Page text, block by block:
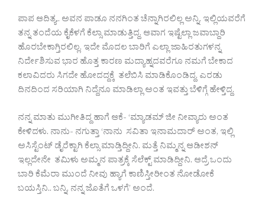
ಪಾಪ ಆದಿತ್ಯ.. ಅವನ ಪಾಡೂ ನನಗಿಂತ ಚೆನ್ನಾಗಿರಲಿಲ್ಲ ಅನ್ನಿ. ಇಲ್ಲಿಯವರೆಗೆ
ತನ್ನ ತಂದೆಯ ಕೈಕೆಳಗೆ ಕೆಲ್ಸಾ ಮಾಡುತ್ತಿದ್ದ. ಆವಾಗ ಇಷ್ಟೆಲ್ಲಾ ಜವಾಬ್ದಾರಿ
ಹೊರಬೇಕಾಗ್ತಿರಲಿಲ್ಲ. ಇದೇ ಮೊದಲ ಬಾರಿಗೆ ಎಲ್ಲಾ ಜಾಹಿರತುಗಳನ್ನ
ನಿರ್ದೇಶಿಸುವ ಭಾರ ಹೊತ್ತ ಕಾರಣ ಮದ್ಯಾಹ್ನದವರೆಗೂ ನಮಗೆ ಬೇಕಾದ
ಕಲಾವಿದರು ಸಿಗದೇ ಹೋದದ್ದಕ್ಕೆ ತಲೆಬಿಸಿ ಮಾಡಿಕೊಂಡಿದ್ದ. ಎರಡು
ದಿನದಿಂದ ಸರಿಯಾಗಿ ನಿದ್ದೆನೂ ಮಾಡಿಲ್ಲಾ ಅಂತ ಇವತ್ತು ಬೆಳಿಗ್ಗೆ ಹೇಳ್ತಿದ್ದ.
ನನ್ನ ಮಾತು ಮುಗೀತಿದ್ದ ಹಾಗೆ ಆಕೆ- ‘ಮ್ಯಾಡಮ್ ಜೀ ನೀವ್ಯಾರು ಅಂತ
ಕೇಳಿದಳು. ನಾನು- ನಗುತ್ತಾ ‘ನಾನು ಸವಿತಾ ಇನಾಮದಾರ್ ಅಂತ, ಇಲ್ಲಿ
ಅಸಿಸ್ಟೆಂಟ್ ಡೈರೆಕ್ಟಾಗಿ ಕೆಲ್ಸಾ ಮಾಡ್ತಿದ್ದೀನಿ. ಮತ್ತೆ ನಿಮ್ಮನ್ನ ಆಡೀಶನ್
ಇಲ್ಲದೇನೇ ತಮಿಳು ಅಮ್ಮನ ಪಾತ್ರಕ್ಕೆ ಸೆಲೆಕ್ಟ್ ಮಾಡಿದ್ದೀನಿ. ಆದ್ರೆ ಒಂದು
ಬಾರಿ ಕೆಮೆರಾ ಮುಂದೆ ನೀವು ಹ್ಯಾಗೆ ಕಾಣಿಸ್ತೀರೀಂತ ನೋಡೋಕೆ
ಬಯಸ್ತಿನಿ.. ಬನ್ನಿ, ನನ್ನ ಜೊತೆಗೆ ಒಳಗೆ’ ಅಂದೆ.